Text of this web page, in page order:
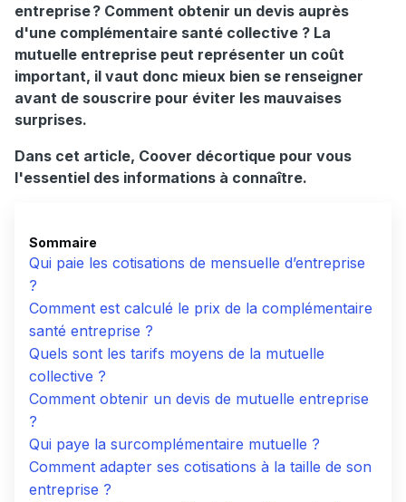
entreprise ? Comment obtenir un devis auprès
d'une complémentaire santé collective ? La
mutuelle entreprise peut représenter un coût
important, il vaut donc mieux bien se renseigner
avant de souscrire pour éviter les mauvaises
surprises.
Dans cet article, Coover décortique pour vous
l'essentiel des informations à connaître.
Sommaire
Qui paie les cotisations de mensuelle d’entreprise
?
Comment est calculé le prix de la complémentaire
santé entreprise ?
Quels sont les tarifs moyens de la mutuelle
collective ?
Comment obtenir un devis de mutuelle entreprise
?
Qui paye la surcomplémentaire mutuelle ?
Comment adapter ses cotisations à la taille de son
entreprise ?